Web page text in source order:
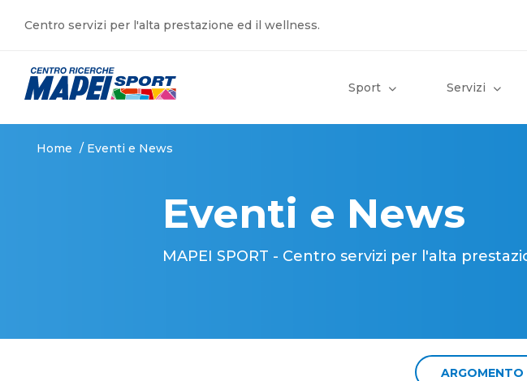
Centro servizi per l'alta prestazione ed il wellness.
Sport Servizi
Home / Eventi e News
Eventi e News
MAPEI SPORT - Centro servizi per l'alta
ARGOMENTO